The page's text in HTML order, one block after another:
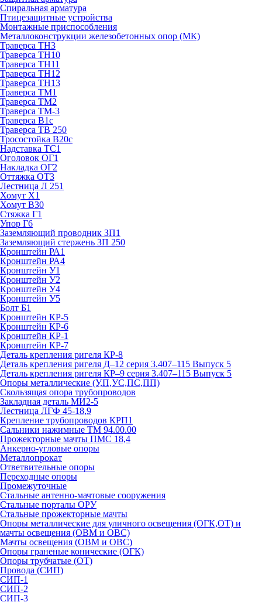
Спиральная арматура
Птицезащитные устройства
Монтажные приспособления
Металлоконструкции железобетонных опор (МК)
Траверса ТН3
Траверса ТН10
Траверса ТН11
Траверса ТН12
Траверса ТН13
Траверса ТМ1
Траверса ТМ2
Траверса ТМ-3
Траверса В1с
Траверса ТВ 250
Тросостойка В20с
Надставка ТС1
Оголовок ОГ1
Накладка ОГ2
Оттяжка ОТ3
Лестница Л 251
Хомут Х1
Хомут В30
Стяжка Г1
Упор Г6
Заземляющий проводник ЗП1
Заземляющий стержень ЗП 250
Кронштейн РА1
Кронштейн РА4
Кронштейн У1
Кронштейн У2
Кронштейн У4
Кронштейн У5
Болт Б1
Кронштейн КР-5
Кронштейн КР-6
Кронштейн КР-1
Кронштейн КР-7
Деталь крепления ригеля КР‑8
Деталь крепления ригеля Д–12 серия 3.407–115 Выпуск 5
Деталь крепления ригеля КР–9 серия 3.407–115 Выпуск 5
Опоры металлические (У,П,УС,ПС,ПП)
Скользящая опора трубопроводов
Закладная деталь МИ2-5
Лестница ЛГФ 45-18,9
Крепление трубопроводов КРП1
Сальники нажимные ТМ 94.00.00
Прожекторные мачты ПМС 18,4
Анкерно-угловые опоры
Металлопрокат
Ответвительные опоры
Переходные опоры
Промежуточные
Стальные антенно-мачтовые сооружения
Стальные порталы ОРУ
Стальные прожекторные мачты
Опоры металлические для уличного освещения (ОГК,ОТ) и
мачты освещения (ОВМ и ОВС)
Мачты освещения (ОВМ и ОВС)
Опоры граненые конические (ОГК)
Опоры трубчатые (ОТ)
Провода (СИП)
СИП-1
СИП-2
СИП-3